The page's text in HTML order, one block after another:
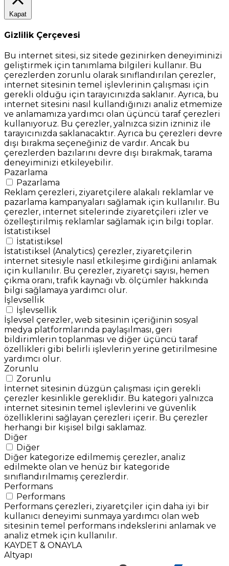
Kapat
Gizlilik Çerçevesi
Bu internet sitesi, siz sitede gezinirken deneyiminizi
geliştirmek için tanımlama bilgileri kullanır. Bu
çerezlerden zorunlu olarak sınıflandırılan çerezler,
internet sitesinin temel işlevlerinin çalışması için
gerekli olduğu için tarayıcınızda saklanır. Ayrıca, bu
internet sitesini nasıl kullandığınızı analiz etmemize
ve anlamamıza yardımcı olan üçüncü taraf çerezleri
kullanıyoruz. Bu çerezler, yalnızca sizin izniniz ile
tarayıcınızda saklanacaktır. Ayrıca bu çerezleri devre
dışı bırakma seçeneğiniz de vardır. Ancak bu
çerezlerden bazılarını devre dışı bırakmak, tarama
deneyiminizi etkileyebilir.
Pazarlama
Pazarlama
Reklam çerezleri, ziyaretçilere alakalı reklamlar ve
pazarlama kampanyaları sağlamak için kullanılır. Bu
çerezler, internet sitelerinde ziyaretçileri izler ve
özelleştirilmiş reklamlar sağlamak için bilgi toplar.
İstatistiksel
İstatistiksel
İstatistiksel (Analytics) çerezler, ziyaretçilerin
internet sitesiyle nasıl etkileşime girdiğini anlamak
için kullanılır. Bu çerezler, ziyaretçi sayısı, hemen
çıkma oranı, trafik kaynağı vb. ölçümler hakkında
bilgi sağlamaya yardımcı olur.
İşlevsellik
İşlevsellik
İşlevsel çerezler, web sitesinin içeriğinin sosyal
medya platformlarında paylaşılması, geri
bildirimlerin toplanması ve diğer üçüncü taraf
özellikleri gibi belirli işlevlerin yerine getirilmesine
yardımcı olur.
Zorunlu
Zorunlu
İnternet sitesinin düzgün çalışması için gerekli
çerezler kesinlikle gereklidir. Bu kategori yalnızca
internet sitesinin temel işlevlerini ve güvenlik
özelliklerini sağlayan çerezleri içerir. Bu çerezler
herhangi bir kişisel bilgi saklamaz.
Diğer
Diğer
Diğer kategorize edilmemiş çerezler, analiz
edilmekte olan ve henüz bir kategoride
sınıflandırılmamış çerezlerdir.
Performans
Performans
Performans çerezleri, ziyaretçiler için daha iyi bir
kullanıcı deneyimi sunmaya yardımcı olan web
sitesinin temel performans indekslerini anlamak ve
analiz etmek için kullanılır.
KAYDET & ONAYLA
Altyapı